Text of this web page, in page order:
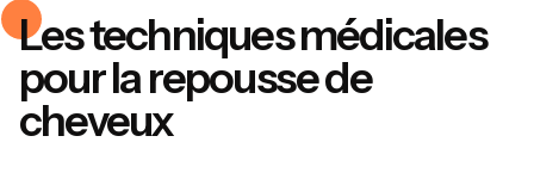
Les techniques médicales
pour la repousse de
cheveux